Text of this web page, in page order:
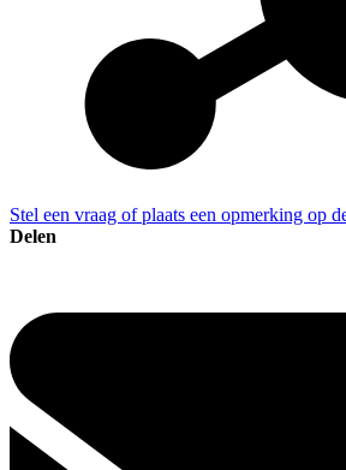
Stel een vraag of plaats een opmerking op
Delen